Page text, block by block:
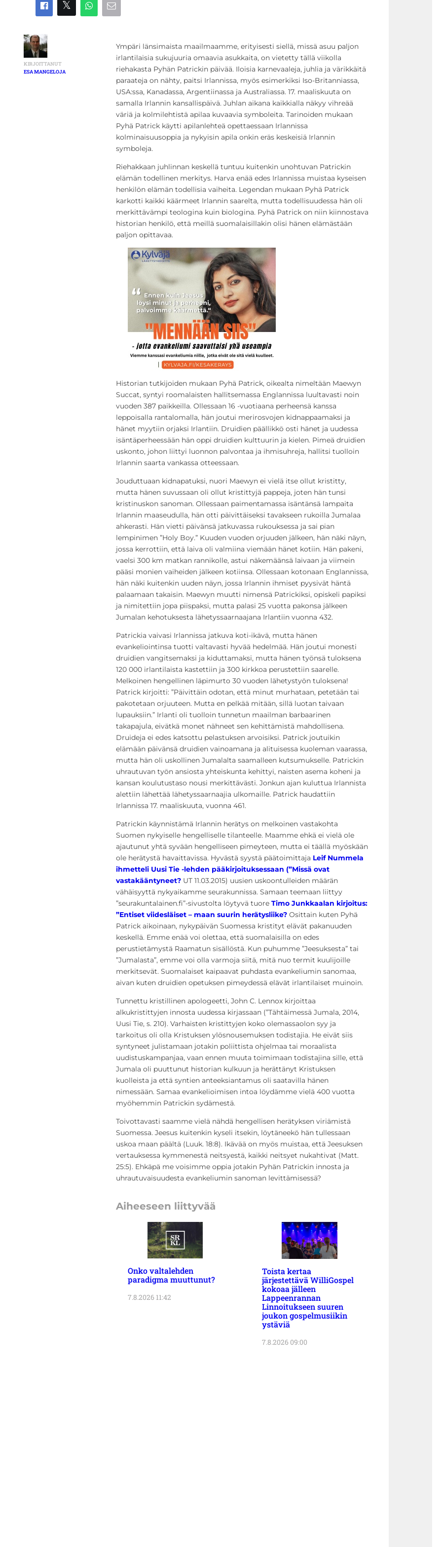
KIRJOITTANUT
ESA MANGELOJA
Ympäri länsimaista maailmaamme, erityisesti siellä, missä asuu paljon
irlantilaisia sukujuuria omaavia asukkaita, on vietetty tällä viikolla
riehakasta Pyhän Patrickin päivää. Iloisia karnevaaleja, juhlia ja värikkäitä
paraateja on nähty, paitsi Irlannissa, myös esimerkiksi Iso-Britanniassa,
USA:ssa, Kanadassa, Argentiinassa ja Australiassa. 17. maaliskuuta on
samalla Irlannin kansallispäivä. Juhlan aikana kaikkialla näkyy vihreää
väriä ja kolmilehtistä apilaa kuvaavia symboleita. Tarinoiden mukaan
Pyhä Patrick käytti apilanlehteä opettaessaan Irlannissa
kolminaisuusoppia ja nykyisin apila onkin eräs keskeisiä Irlannin
symboleja.
Riehakkaan juhlinnan keskellä tuntuu kuitenkin unohtuvan Patrickin
elämän todellinen merkitys. Harva enää edes Irlannissa muistaa kyseisen
henkilön elämän todellisia vaiheita. Legendan mukaan Pyhä Patrick
karkotti kaikki käärmeet Irlannin saarelta, mutta todellisuudessa hän oli
merkittävämpi teologina kuin biologina. Pyhä Patrick on niin kiinnostava
historian henkilö, että meillä suomalaisillakin olisi hänen elämästään
paljon opittavaa.
Historian tutkijoiden mukaan Pyhä Patrick, oikealta nimeltään Maewyn
Succat, syntyi roomalaisten hallitsemassa Englannissa luultavasti noin
vuoden 387 paikkeilla. Ollessaan 16 -vuotiaana perheensä kanssa
leppoisalla rantalomalla, hän joutui merirosvojen kidnappaamaksi ja
hänet myytiin orjaksi Irlantiin. Druidien päällikkö osti hänet ja uudessa
isäntäperheessään hän oppi druidien kulttuurin ja kielen. Pimeä druidien
uskonto, johon liittyi luonnon palvontaa ja ihmisuhreja, hallitsi tuolloin
Irlannin saarta vankassa otteessaan.
Jouduttuaan kidnapatuksi, nuori Maewyn ei vielä itse ollut kristitty,
mutta hänen suvussaan oli ollut kristittyjä pappeja, joten hän tunsi
kristinuskon sanoman. Ollessaan paimentamassa isäntänsä lampaita
Irlannin maaseudulla, hän otti päivittäiseksi tavakseen rukoilla Jumalaa
ahkerasti. Hän vietti päivänsä jatkuvassa rukouksessa ja sai pian
lempinimen ”Holy Boy.” Kuuden vuoden orjuuden jälkeen, hän näki näyn,
jossa kerrottiin, että laiva oli valmiina viemään hänet kotiin. Hän pakeni,
vaelsi 300 km matkan rannikolle, astui näkemäänsä laivaan ja viimein
pääsi monien vaiheiden jälkeen kotiinsa. Ollessaan kotonaan Englannissa,
hän näki kuitenkin uuden näyn, jossa Irlannin ihmiset pyysivät häntä
palaamaan takaisin. Maewyn muutti nimensä Patrickiksi, opiskeli papiksi
ja nimitettiin jopa piispaksi, mutta palasi 25 vuotta pakonsa jälkeen
Jumalan kehotuksesta lähetyssaarnaajana Irlantiin vuonna 432.
Patrickia vaivasi Irlannissa jatkuva koti-ikävä, mutta hänen
evankeliointinsa tuotti valtavasti hyvää hedelmää. Hän joutui monesti
druidien vangitsemaksi ja kiduttamaksi, mutta hänen työnsä tuloksena
120 000 irlantilaista kastettiin ja 300 kirkkoa perustettiin saarelle.
Melkoinen hengellinen läpimurto 30 vuoden lähetystyön tuloksena!
Patrick kirjoitti: ”Päivittäin odotan, että minut murhataan, petetään tai
pakotetaan orjuuteen. Mutta en pelkää mitään, sillä luotan taivaan
lupauksiin.” Irlanti oli tuolloin tunnetun maailman barbaarinen
takapajula, eivätkä monet nähneet sen kehittämistä mahdollisena.
Druideja ei edes katsottu pelastuksen arvoisiksi. Patrick joutuikin
elämään päivänsä druidien vainoamana ja alituisessa kuoleman vaarassa,
mutta hän oli uskollinen Jumalalta saamalleen kutsumukselle. Patrickin
uhrautuvan työn ansiosta yhteiskunta kehittyi, naisten asema koheni ja
kansan koulutustaso nousi merkittävästi. Jonkun ajan kuluttua Irlannista
alettiin lähettää lähetyssaarnaajia ulkomaille. Patrick haudattiin
Irlannissa 17. maaliskuuta, vuonna 461.
Patrickin käynnistämä Irlannin herätys on melkoinen vastakohta
Suomen nykyiselle hengelliselle tilanteelle. Maamme ehkä ei vielä ole
ajautunut yhtä syvään hengelliseen pimeyteen, mutta ei täällä myöskään
ole herätystä havaittavissa. Hyvästä syystä päätoimittaja Leif Nummela
ihmetteli Uusi Tie -lehden pääkirjoituksessaan (”Missä ovat
vastakääntyneet? UT 11.03.2015) uusien uskoontulleiden määrän
vähäisyyttä nykyaikamme seurakunnissa. Samaan teemaan liittyy
”seurakuntalainen.fi”-sivustolta löytyvä tuore Timo Junkkaalan kirjoitus:
”Entiset viidesläiset – maan suurin herätysliike?Osittain kuten Pyhä
Patrick aikoinaan, nykypäivän Suomessa kristityt elävät pakanuuden
keskellä. Emme enää voi olettaa, että suomalaisilla on edes
perustietämystä Raamatun sisällöstä. Kun puhumme ”Jeesuksesta” tai
”Jumalasta”, emme voi olla varmoja siitä, mitä nuo termit kuulijoille
merkitsevät. Suomalaiset kaipaavat puhdasta evankeliumin sanomaa,
aivan kuten druidien opetuksen pimeydessä elävät irlantilaiset muinoin.
Tunnettu kristillinen apologeetti, John C. Lennox kirjoittaa
alkukristittyjen innosta uudessa kirjassaan (”Tähtäimessä Jumala, 2014,
Uusi Tie, s. 210). Varhaisten kristittyjen koko olemassaolon syy ja
tarkoitus oli olla Kristuksen ylösnousemuksen todistajia. He eivät siis
syntyneet julistamaan jotakin poliittista ohjelmaa tai moraalista
uudistuskampanjaa, vaan ennen muuta toimimaan todistajina sille, että
Jumala oli puuttunut historian kulkuun ja herättänyt Kristuksen
kuolleista ja että syntien anteeksiantamus oli saatavilla hänen
nimessään. Samaa evankelioimisen intoa löydämme vielä 400 vuotta
myöhemmin Patrickin sydämestä.
Toivottavasti saamme vielä nähdä hengellisen herätyksen viriämistä
Suomessa. Jeesus kuitenkin kyseli itsekin, löytäneekö hän tullessaan
uskoa maan päältä (Luuk. 18:8). Ikävää on myös muistaa, että Jeesuksen
vertauksessa kymmenestä neitsyestä, kaikki neitsyet nukahtivat (Matt.
25:5). Ehkäpä me voisimme oppia jotakin Pyhän Patrickin innosta ja
uhrautuvaisuudesta evankeliumin sanoman levittämisessä?
Aiheeseen liittyvää
Onko valtalehden
paradigma muuttunut?
7.8.2026 11:42
Toista kertaa
järjestettävä WilliGospel
kokoaa jälleen
Lappeenrannan
Linnoitukseen suuren
joukon gospelmusiikin
ystäviä
7.8.2026 09:00